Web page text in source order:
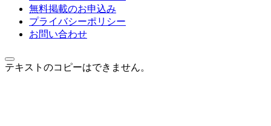
無料掲載のお申込み
プライバシーポリシー
お問い合わせ
テキストのコピーはできません。